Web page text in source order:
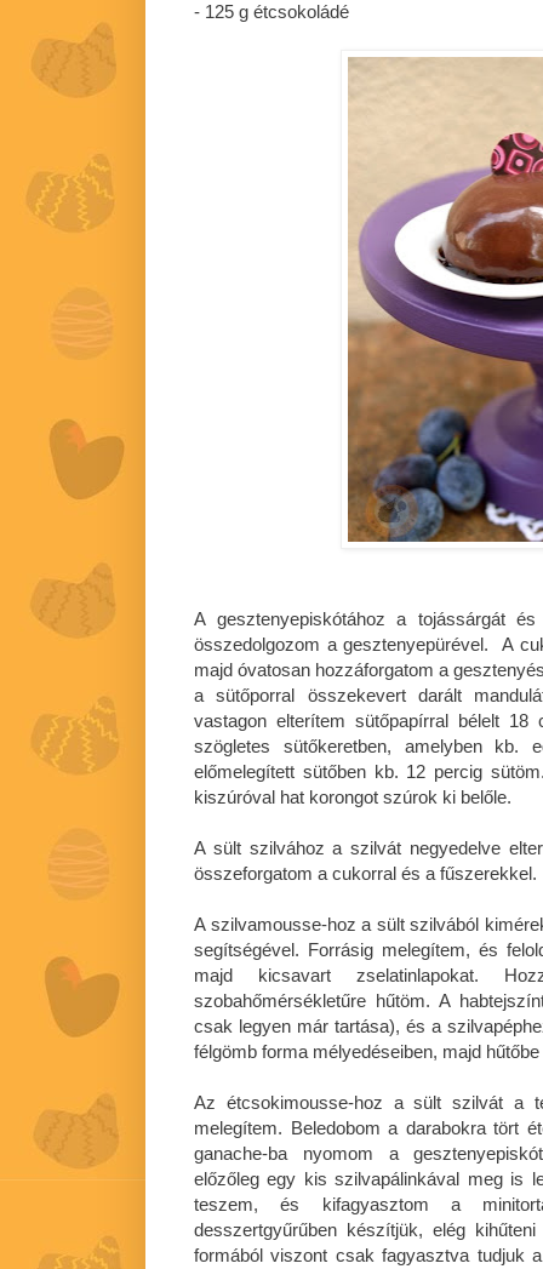
- 125 g étcsokoládé
A gesztenyepiskótához a tojássárgát
összedolgozom a gesztenyepürével. A
majd óvatosan hozzáforgatom a
a sütőporral összekevert darált
vastagon elterítem sütőpapírral bélelt 18
szögletes sütőkeretben, amelyben
előmelegített sütőben kb. 12 percig
kiszúróval hat korongot szúrok ki belőle.
A sült szilvához a szilvát negyedelve
összeforgatom a cukorral és a
A szilvamousse-hoz a sült szilvából
segítségével. Forrásig melegítem, és
majd kicsavart zselatinlapokat.
szobahőmérsékletűre hűtöm. A
csak legyen már tartása), és a
félgömb forma mélyedéseiben, majd
Az étcsokimousse-hoz a sült szilvát a
melegítem. Beledobom a darabokra tört
ganache-ba nyomom a
előzőleg egy kis szilvapálinkával meg is
teszem, és kifagyasztom a
desszertgyűrűben készítjük, elég
formából viszont csak fagyasztva tudjuk